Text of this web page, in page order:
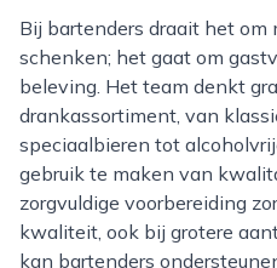
Bij bartenders draait het om meer dan alleen drankjes
schenken; het gaat om
beleving. Het team denkt
drankassortiment, van
speciaalbieren tot
gebruik te maken van
zorgvuldige voorbereiding
kwaliteit, ook bij grotere
kan bartenders